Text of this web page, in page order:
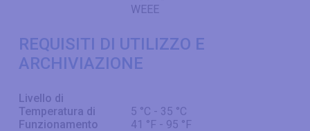
WEEE
REQUISITI DI UTILIZZO E
ARCHIVIAZIONE
Livello di
Temperatura di
Funzionamento
5 °C - 35 °C
41 °F - 95 °F